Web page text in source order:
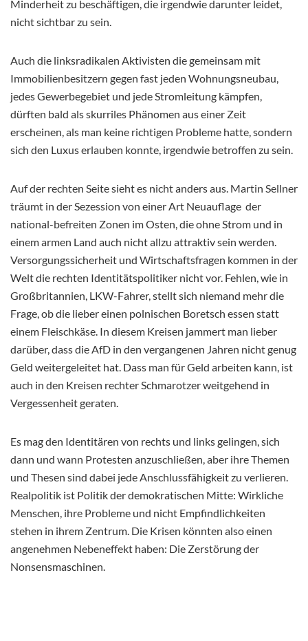
Minderheit zu beschäftigen, die irgendwie darunter leidet,
nicht sichtbar zu sein.
Auch die linksradikalen Aktivisten die gemeinsam mit
Immobilienbesitzern gegen fast jeden Wohnungsneubau,
jedes Gewerbegebiet und jede Stromleitung kämpfen,
dürften bald als skurriles Phänomen aus einer Zeit
erscheinen, als man keine richtigen Probleme hatte, sondern
sich den Luxus erlauben konnte, irgendwie betroffen zu sein.
Auf der rechten Seite sieht es nicht anders aus. Martin Sellner
träumt in der Sezession von einer Art Neuauflage der
national-befreiten Zonen im Osten, die ohne Strom und in
einem armen Land auch nicht allzu attraktiv sein werden.
Versorgungssicherheit und Wirtschaftsfragen kommen in der
Welt die rechten Identitätspolitiker nicht vor. Fehlen, wie in
Großbritannien, LKW-Fahrer, stellt sich niemand mehr die
Frage, ob die lieber einen polnischen Boretsch essen statt
einem Fleischkäse. In diesem Kreisen jammert man lieber
darüber, dass die AfD in den vergangenen Jahren nicht genug
Geld weitergeleitet hat. Dass man für Geld arbeiten kann, ist
auch in den Kreisen rechter Schmarotzer weitgehend in
Vergessenheit geraten.
Es mag den Identitären von rechts und links gelingen, sich
dann und wann Protesten anzuschließen, aber ihre Themen
und Thesen sind dabei jede Anschlussfähigkeit zu verlieren.
Realpolitik ist Politik der demokratischen Mitte: Wirkliche
Menschen, ihre Probleme und nicht Empfindlichkeiten
stehen in ihrem Zentrum. Die Krisen könnten also einen
angenehmen Nebeneffekt haben: Die Zerstörung der
Nonsensmaschinen.